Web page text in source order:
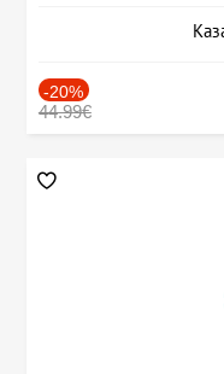
-20%
44.99€